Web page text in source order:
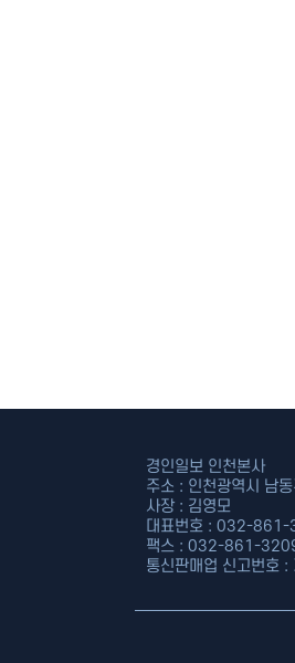
경인일보 인천본사
주소 : 인천광역시 남
사장 : 김영모
대표번호 : 032-
팩스 : 032-861-
통신판매업 신고번호